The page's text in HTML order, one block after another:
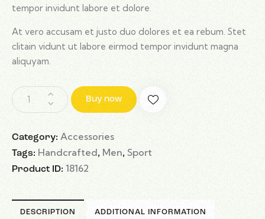
tempor invidunt labore et dolore.
At vero accusam et justo duo dolores et ea rebum. Stet
clitain vidunt ut labore eirmod tempor invidunt magna
aliquyam.
Buy now
Category: Accessories
Tags:Handcrafted, Men, Sport
Product ID: 18162
DESCRIPTION ADDITIONAL INFORMATION